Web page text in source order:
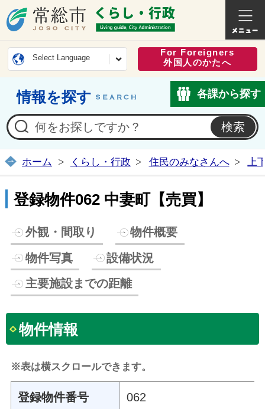
常総市公式ホームページ
くらし
Select Language
For Foreigners
外国人のかたへ
情報を探す 各課から探す
ホーム くらし・行政 住民のみなさんへ 上
登録物件062 中妻町【売買】
外観・間取り
物件概要
物件写真
設備状況
主要施設までの距離
物件情報
※表は横スクロールできます。
登録物件番号 062